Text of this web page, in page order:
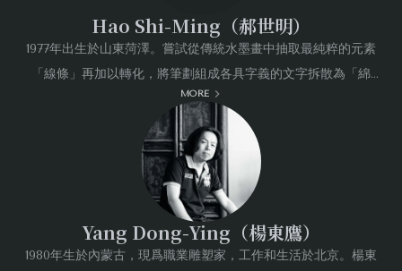
元素，運用白描勾勒成一種異體共生的類植物形態，來指涉隱藏
於表象下生存的衝突與矛盾。源自上山觀雨看樹之經驗，於2022
年開始發展的「雨樹」系列，藉由「水破墨」的偶發與不可預
期，捕捉雨霧迷離之下的模糊不完全，來形塑可見之外的「隔」
與「幻」的狀態。2025年的「森夜之境」系列，則是由逆日常的
深夜清醒，描寫黑夜不眠的心情變化，透過墨與色的層層堆疊，
述說那幽暗底下難以說清的時間感和溫柔。作品多次發表於臺北
市立美術館、國立台灣美術館、高雄市立美術館、洪根深美術
館，曾赴香港、新加坡、韓國釜山、德國科隆等地參展。
Hao Shi-Ming（郝世明）
1977年出生於山東菏澤。嘗試從傳統水墨畫中抽取最純粹的元素
「線條」再加以轉化，將筆劃組成各具字義的文字拆散為「綿
線」，並蛻變為波浪形的起伏，風格獨一無二。作品曾展出於中
國美術館、上海美術館、今日美術館、河北省博物館、上海多倫
現代美術館、武漢美術館。國際展覽包括於德國、法國、比利
時、英國、澳洲、韓國、新加坡和香港。
MORE
Yang Dong-Ying（楊東鷹）
1980年生於內蒙古，現爲職業雕塑家，工作和生活於北京。楊東